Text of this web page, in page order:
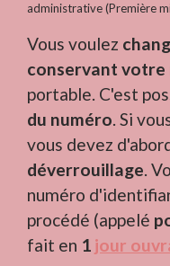
administrative (Première
Vous voulez
conservant votre
portable. C'est
du numéro. Si
vous devez
déverrouillage.
numéro
procédé (appelé
fait en 1 jour